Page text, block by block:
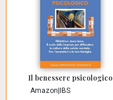
Il benessere psicologico
Amazon IBS